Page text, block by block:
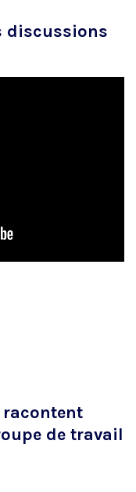
discussions
racontent
de travail